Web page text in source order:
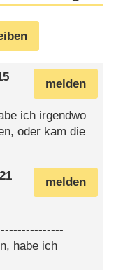
melden
ich irgendwo
oder kam die
melden
habe ich